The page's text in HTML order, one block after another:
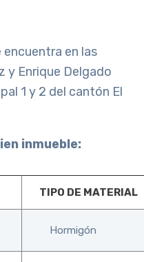
encuentra en las
y Enrique Delgado
1 y 2 del cantón El
inmueble:
TIPO DE MATERIAL
Hormigón